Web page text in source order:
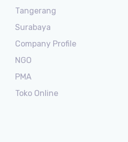
Tangerang
Surabaya
Company Profile
NGO
PMA
Toko Online